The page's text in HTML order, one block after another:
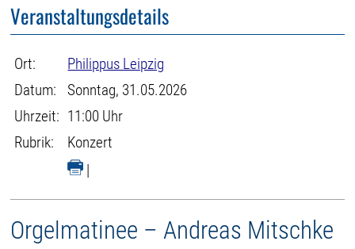
Veranstaltungsdetails
Ort:
Philippus Leipzig
Datum:
Sonntag, 31.05.2026
Uhrzeit: 11:00 Uhr
Rubrik:
Konzert
|
Orgelmatinee – Andreas Mitschke